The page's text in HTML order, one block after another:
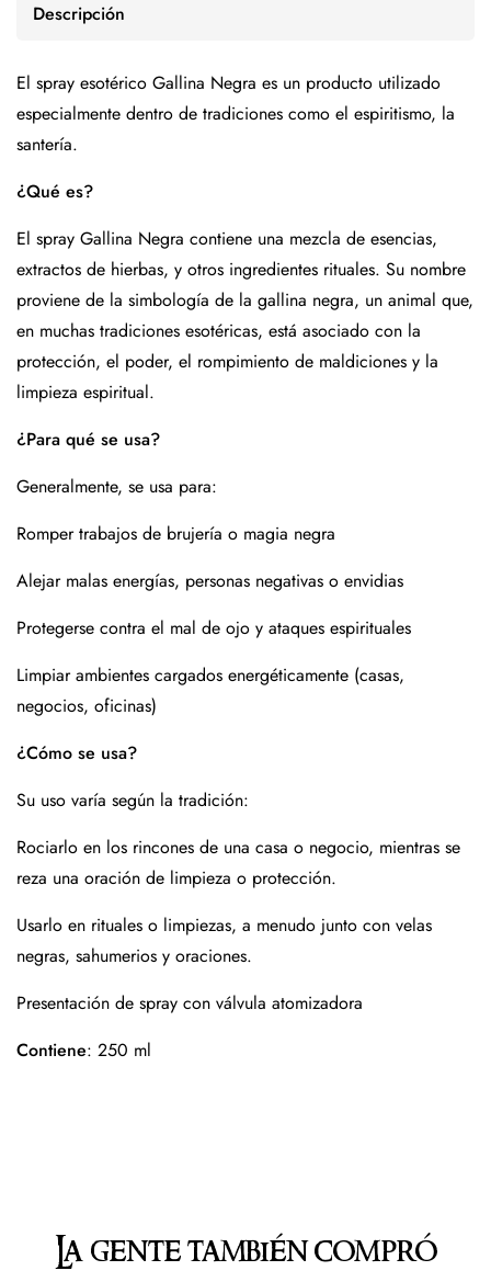
Descripción
El spray esotérico Gallina Negra es un producto utilizado
especialmente dentro de tradiciones como el espiritismo, la
santería.
¿Qué es?
El spray Gallina Negra contiene una mezcla de esencias,
extractos de hierbas, y otros ingredientes rituales. Su nombre
proviene de la simbología de la gallina negra, un animal que,
en muchas tradiciones esotéricas, está asociado con la
protección, el poder, el rompimiento de maldiciones y la
limpieza espiritual.
¿Para qué se usa?
Generalmente, se usa para:
Romper trabajos de brujería o magia negra
Alejar malas energías, personas negativas o envidias
Protegerse contra el mal de ojo y ataques espirituales
Limpiar ambientes cargados energéticamente (casas,
negocios, oficinas)
¿Cómo se usa?
Su uso varía según la tradición:
Rociarlo en los rincones de una casa o negocio, mientras se
reza una oración de limpieza o protección.
Usarlo en rituales o limpiezas, a menudo junto con velas
negras, sahumerios y oraciones.
Presentación de spray con válvula atomizadora
Contiene: 250 ml
La gente también compró